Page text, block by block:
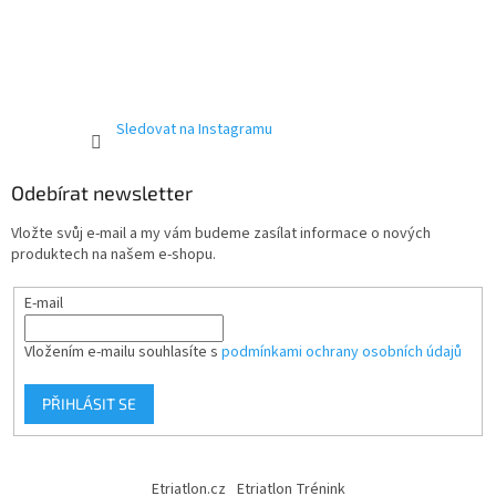
Sledovat na Instagramu
Odebírat newsletter
Vložte svůj e-mail a my vám budeme zasílat informace o nových
produktech na našem e-shopu.
E-mail
Vložením e-mailu souhlasíte s podmínkami ochrany osobních údajů
PŘIHLÁSIT SE
Etriatlon.cz Etriatlon Trénink